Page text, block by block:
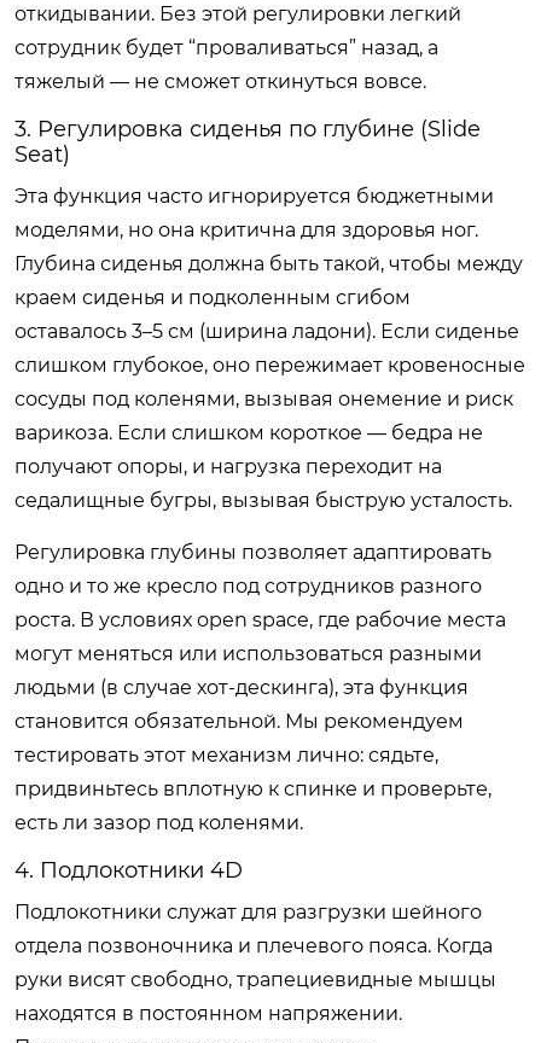
откидывании. Без этой регулировки легкий
сотрудник будет “проваливаться” назад, а
тяжелый — не сможет откинуться вовсе.
3. Регулировка сиденья по глубине (Slide
Seat)
Эта функция часто игнорируется бюджетными
моделями, но она критична для здоровья ног.
Глубина сиденья должна быть такой, чтобы между
краем сиденья и подколенным сгибом
оставалось 3–5 см (ширина ладони). Если сиденье
слишком глубокое, оно пережимает кровеносные
сосуды под коленями, вызывая онемение и риск
варикоза. Если слишком короткое — бедра не
получают опоры, и нагрузка переходит на
седалищные бугры, вызывая быструю усталость.
Регулировка глубины позволяет адаптировать
одно и то же кресло под сотрудников разного
роста. В условиях open space, где рабочие места
могут меняться или использоваться разными
людьми (в случае хот-дескинга), эта функция
становится обязательной. Мы рекомендуем
тестировать этот механизм лично: сядьте,
придвиньтесь вплотную к спинке и проверьте,
есть ли зазор под коленями.
4. Подлокотники 4D
Подлокотники служат для разгрузки шейного
отдела позвоночника и плечевого пояса. Когда
руки висят свободно, трапециевидные мышцы
находятся в постоянном напряжении.